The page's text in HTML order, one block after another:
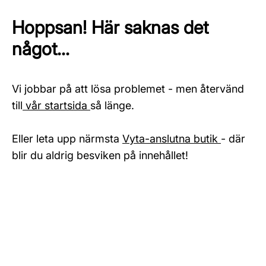
Hoppsan! Här saknas det
något...
Vi jobbar på att lösa problemet - men återvänd
till vår startsida så länge.
Eller leta upp närmsta Vyta-anslutna butik - där
blir du aldrig besviken på innehållet!